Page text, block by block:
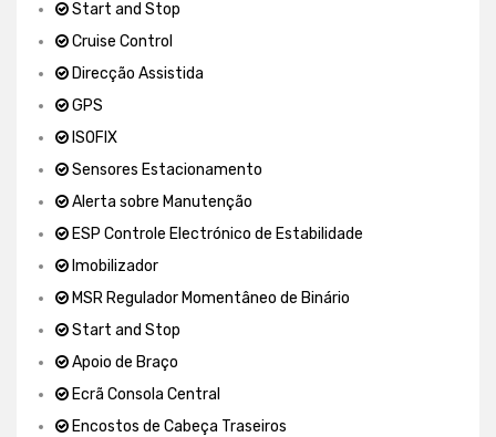
Start and Stop
Cruise Control
Direcção Assistida
GPS
ISOFIX
Sensores Estacionamento
Alerta sobre Manutenção
ESP Controle Electrónico de Estabilidade
Imobilizador
MSR Regulador Momentâneo de Binário
Start and Stop
Apoio de Braço
Ecrã Consola Central
Encostos de Cabeça Traseiros